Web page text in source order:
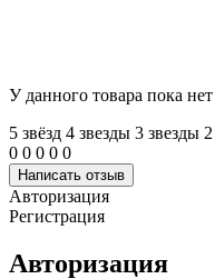
У данного товара пока
5 звёзд 4 звeзды 3 звeзды
0 0 0 0 0
Написать отзыв
Авторизация
Регистрация
Авторизация